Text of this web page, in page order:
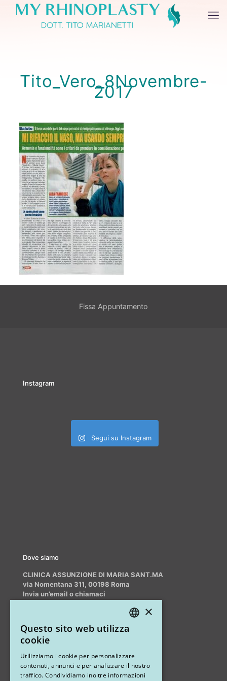
Tito_Vero_8Novembre-
2017
Fissa Appuntamento
Instagram
Segui su Instagram
Dove siamo
CLINICA ASSUNZIONE DI MARIA SANT.MA
via Nomentana 311, 00198 Roma
Invia un’email o chiamaci
Altri studi
STUDIO MARIANETTI MED
×
Questo sito web utilizza
cookie
Utilizziamo i cookie per personalizzare
contenuti, annunci e per analizzare il nostro
traffico. Condividiamo inoltre informazioni